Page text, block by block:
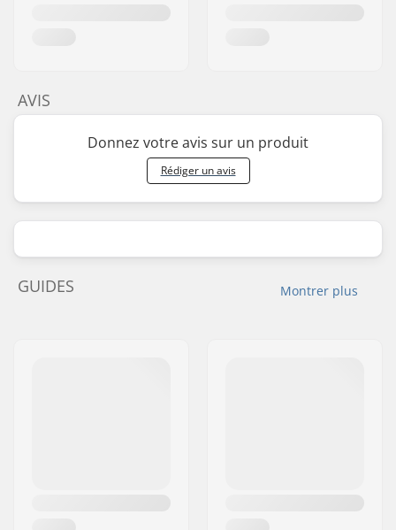
AVIS
Donnez votre avis sur un produit
Rédiger un avis
Montrer plus
GUIDES